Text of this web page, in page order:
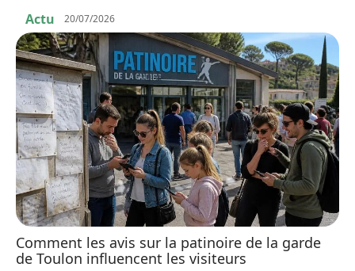
Actu 20/07/2026
Comment les avis sur la patinoire de la garde
de Toulon influencent les visiteurs